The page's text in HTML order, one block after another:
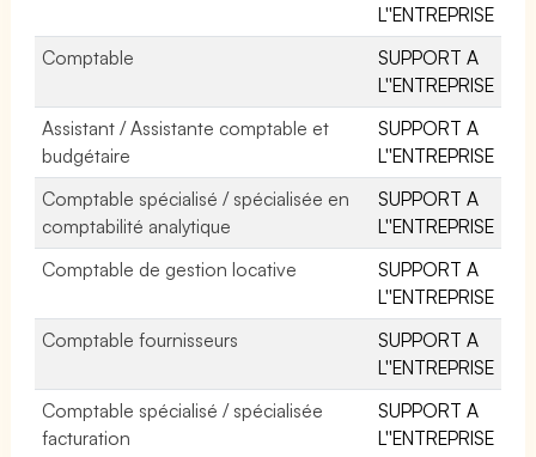
L''ENTREPRISE
Comptable
SUPPORT A
L''ENTREPRISE
Assistant / Assistante comptable et
budgétaire
SUPPORT A
L''ENTREPRISE
Comptable spécialisé / spécialisée en
comptabilité analytique
SUPPORT A
L''ENTREPRISE
Comptable de gestion locative
SUPPORT A
L''ENTREPRISE
Comptable fournisseurs
SUPPORT A
L''ENTREPRISE
Comptable spécialisé / spécialisée
facturation
SUPPORT A
L''ENTREPRISE